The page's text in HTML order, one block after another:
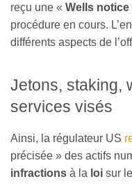
reçu une « Wells notice
procédure en cours.
différents aspects de
Jetons, staking,
services visés
Ainsi, la régulateur US
précisée » des actifs
infractions à la loi sur